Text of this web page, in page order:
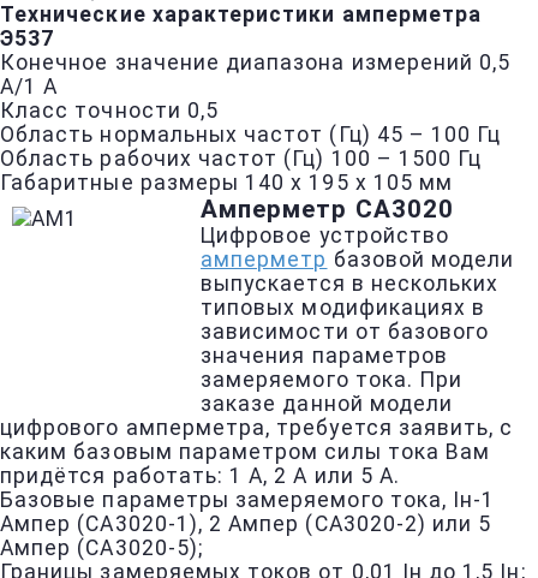
Технические характеристики амперметра
Э537
Конечное значение диапазона измерений 0,5
А/1 А
Класс точности 0,5
Область нормальных частот (Гц) 45 – 100 Гц
Область рабочих частот (Гц) 100 – 1500 Гц
Габаритные размеры 140 х 195 х 105 мм
Амперметр СА3020
Цифровое устройство
амперметр базовой модели
выпускается в нескольких
типовых модификациях в
зависимости от базового
значения параметров
замеряемого тока. При
заказе данной модели
цифрового амперметра, требуется заявить, с
каким базовым параметром силы тока Вам
придётся работать: 1 А, 2 А или 5 А.
Базовые параметры замеряемого тока, Iн-1
Ампер (СА3020-1), 2 Ампер (СА3020-2) или 5
Ампер (СА3020-5);
Границы замеряемых токов от 0,01 Iн до 1,5 Iн;